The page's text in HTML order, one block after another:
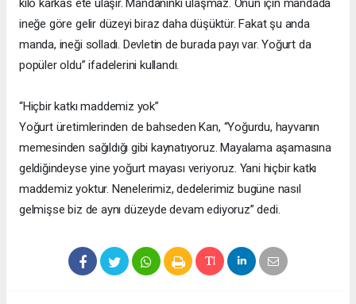
kilo karkas ete ulaşır. Mandanınki ulaşmaz. Onun için mandada
ineğe göre gelir düzeyi biraz daha düşüktür. Fakat şu anda
manda, ineği solladı. Devletin de burada payı var. Yoğurt da
popüler oldu” ifadelerini kullandı.
“Hiçbir katkı maddemiz yok”
Yoğurt üretimlerinden de bahseden Kan, “Yoğurdu, hayvanın
memesinden sağıldığı gibi kaynatıyoruz. Mayalama aşamasına
geldiğindeyse yine yoğurt mayası veriyoruz. Yani hiçbir katkı
maddemiz yoktur. Nenelerimiz, dedelerimiz bugüne nasıl
gelmişse biz de aynı düzeyde devam ediyoruz” dedi.